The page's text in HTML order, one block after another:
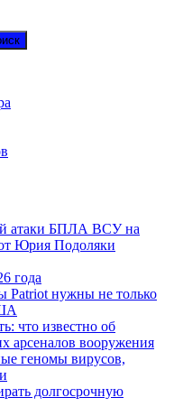
атаки БПЛА ВСУ на
Юрия Подоляки
года
Patriot нужны не только
что известно об
арсеналов вооружения
геномы вирусов,
долгосрочную